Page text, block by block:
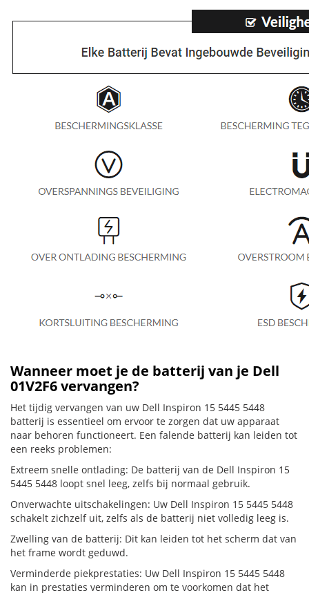
Wanneer moet je de batterij van je Dell
01V2F6 vervangen?
Het tijdig vervangen van uw Dell Inspiron 15 5445 5448
batterij is essentieel om ervoor te zorgen dat uw apparaat
naar behoren functioneert. Een falende batterij kan leiden tot
een reeks problemen:
Extreem snelle ontlading: De batterij van de Dell Inspiron 15
5445 5448 loopt snel leeg, zelfs bij normaal gebruik.
Onverwachte uitschakelingen: Uw Dell Inspiron 15 5445 5448
schakelt zichzelf uit, zelfs als de batterij niet volledig leeg is.
Zwelling van de batterij: Dit kan leiden tot het scherm dat van
het frame wordt geduwd.
Verminderde piekprestaties: Uw Dell Inspiron 15 5445 5448
kan in prestaties verminderen om te voorkomen dat het